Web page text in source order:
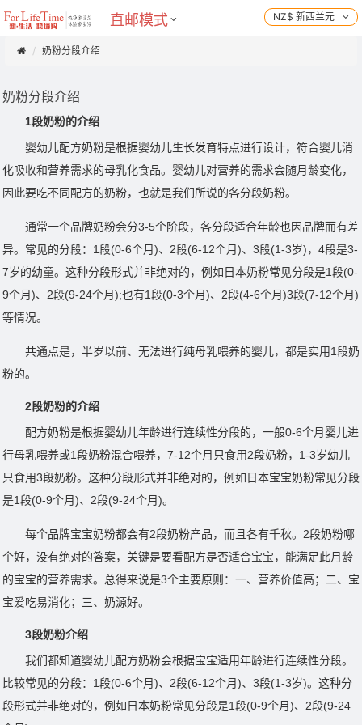
直邮模式 NZ$ 新西兰元
奶粉分段介绍
奶粉分段介绍
1段奶粉的介绍
婴幼儿配方奶粉是根据婴幼儿生长发育特点进行设计，符合婴儿消
化吸收和营养需求的母乳化食品。婴幼儿对营养的需求会随月龄变化，
因此要吃不同配方的奶粉，也就是我们所说的各分段奶粉。
通常一个品牌奶粉会分3-5个阶段，各分段适合年龄也因品牌而有差
异。常见的分段：1段(0-6个月)、2段(6-12个月)、3段(1-3岁)，4段是3-
7岁的幼童。这种分段形式并非绝对的，例如日本奶粉常见分段是1段(0-
9个月)、2段(9-24个月);也有1段(0-3个月)、2段(4-6个月)3段(7-12个月)
等情况。
共通点是，半岁以前、无法进行纯母乳喂养的婴儿，都是实用1段奶
粉的。
2段奶粉的介绍
配方奶粉是根据婴幼儿年龄进行连续性分段的，一般0-6个月婴儿进
行母乳喂养或1段奶粉混合喂养，7-12个月只食用2段奶粉，1-3岁幼儿
只食用3段奶粉。这种分段形式并非绝对的，例如日本宝宝奶粉常见分段
是1段(0-9个月)、2段(9-24个月)。
每个品牌宝宝奶粉都会有2段奶粉产品，而且各有千秋。 2段奶粉哪
个好，没有绝对的答案，关键是要看配方是否适合宝宝，能满足此月龄
的宝宝的营养需求。总得来说是3个主要原则：一、营养价值高；二、宝
宝爱吃易消化；三、奶源好。
3段奶粉介绍
我们都知道婴幼儿配方奶粉会根据宝宝适用年龄进行连续性分段。
比较常见的分段：1段(0-6个月)、2段(6-12个月)、3段(1-3岁)。这种分
段形式并非绝对的，例如日本奶粉常见分段是1段(0-9个月)、2段(9-24